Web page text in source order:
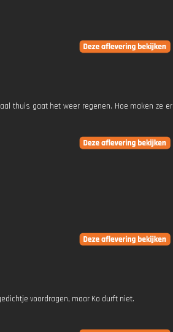
thuis gaat het weer regenen. Hoe maken ze er
voordragen, maar Ko durft niet.